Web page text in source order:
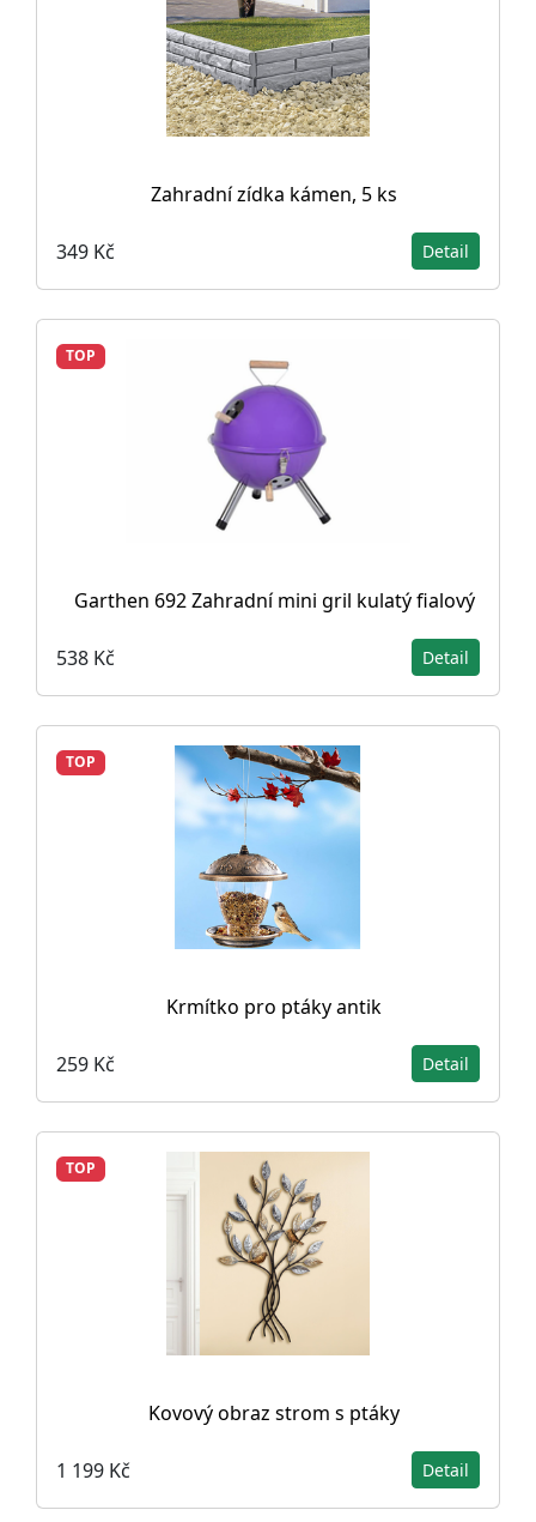
Zahradní zídka kámen, 5 ks
349 Kč Detail
TOP
Garthen 692 Zahradní mini gril kulatý fialový
538 Kč Detail
TOP
Krmítko pro ptáky antik
259 Kč Detail
TOP
Kovový obraz strom s ptáky
1 199 Kč Detail